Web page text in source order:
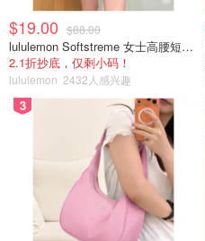
$19.00 $88.00
lululemon Softstreme 女士高腰短裤 10cm
2.1折抄底，仅剩小码！
lululemon 2432人感兴趣
3